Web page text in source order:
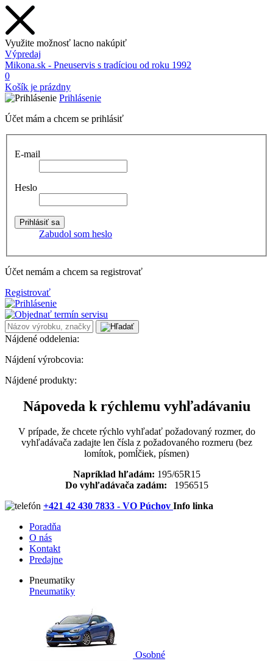
Využite možnosť lacno nakúpiť
Výpredaj
Mikona.sk - Pneuservis s tradíciou od roku 1992
0
Košík je prázdny
Prihlásenie
Účet mám a chcem se prihlásiť
E-mail
Heslo
Zabudol som heslo
Účet nemám a chcem sa registrovať
Registrovať
Nájdené oddelenia:
Nájdení výrobcovia:
Nájdené produkty:
Nápoveda k rýchlemu vyhľadávaniu
V prípade, že chcete rýchlo vyhľadať požadovaný rozmer, do
vyhľadávača zadajte len čísla z požadovaného rozmeru (bez
lomítok, pomĺčiek, písmen)
Napríklad hľadám: 195/65R15
Do vyhľadávača zadám: 1956515
+421 42 430 7833 - VO Púchov Info linka
Poradňa
O nás
Kontakt
Predajne
Pneumatiky
Pneumatiky
Osobné